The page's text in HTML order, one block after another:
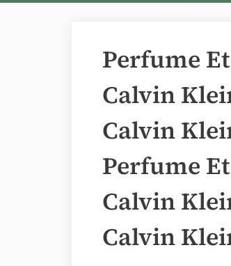
Perfume
Calvin
Calvin
Perfume
Calvin
Calvin